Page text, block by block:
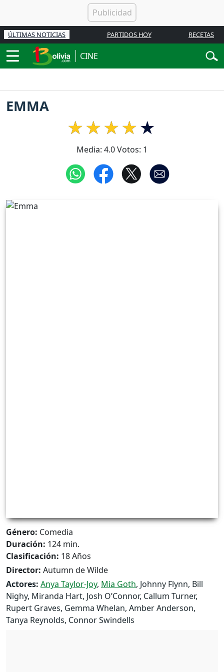
ÚLTIMAS NOTICIAS PARTIDOS HOY RECETAS
CINE
EMMA
Media: 4.0Votos: 1
Género: Comedia
Duración: 124 min.
Clasificación: 18 Años
Director: Autumn de Wilde
Actores: Anya Taylor-Joy, Mia Goth, Johnny Flynn, Bill
Nighy, Miranda Hart, Josh O’Connor, Callum Turner,
Rupert Graves, Gemma Whelan, Amber Anderson,
Tanya Reynolds, Connor Swindells